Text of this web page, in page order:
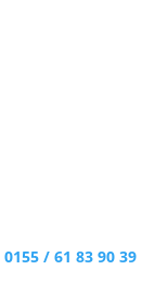
0155 / 61 83 90 39